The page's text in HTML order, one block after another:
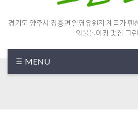
경기도 양주시 장흥면 일영유원지 계곡가 펜
외물놀이장 맛집 그
MENU